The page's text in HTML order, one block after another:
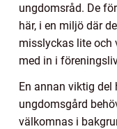
ungdomsråd. De
här, i en miljö där
misslyckas lite och
med in i
En annan viktig del
ungdomsgård
välkomnas i